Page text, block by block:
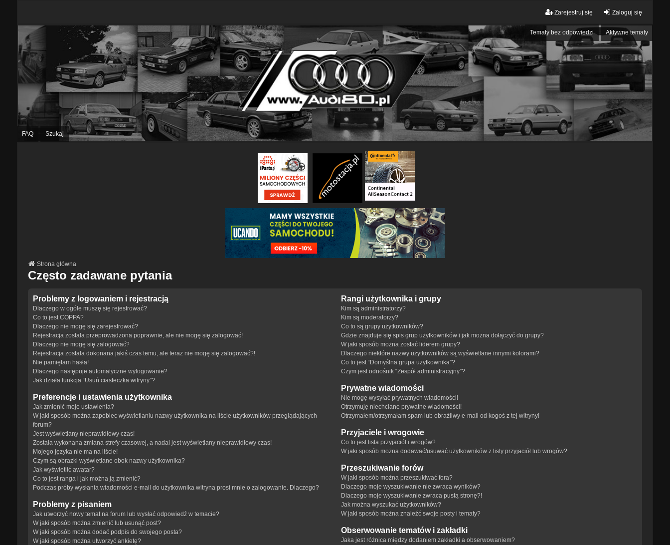
Zaloguj się
Zarejestruj się
Tematy bez odpowiedzi Aktywne tematy
FAQ Szukaj
Strona główna
Często zadawane pytania
Problemy z logowaniem i rejestracją
Dlaczego w ogóle muszę się rejestrować?
Co to jest COPPA?
Dlaczego nie mogę się zarejestrować?
Rejestracja została przeprowadzona poprawnie, ale nie mogę się zalogować!
Dlaczego nie mogę się zalogować?
Rejestracja została dokonana jakiś czas temu, ale teraz nie mogę się zalogować?!
Nie pamiętam hasła!
Dlaczego następuje automatyczne wylogowanie?
Jak działa funkcja “Usuń ciasteczka witryny”?
Preferencje i ustawienia użytkownika
Jak zmienić moje ustawienia?
W jaki sposób można zapobiec wyświetlaniu nazwy użytkownika na liście użytkowników przeglądających
forum?
Jest wyświetlany nieprawidłowy czas!
Została wykonana zmiana strefy czasowej, a nadal jest wyświetlany nieprawidłowy czas!
Mojego języka nie ma na liście!
Czym są obrazki wyświetlane obok nazwy użytkownika?
Jak wyświetlić awatar?
Co to jest ranga i jak można ją zmienić?
Podczas próby wysłania wiadomości e-mail do użytkownika witryna prosi mnie o zalogowanie. Dlaczego?
Problemy z pisaniem
Jak utworzyć nowy temat na forum lub wysłać odpowiedź w temacie?
W jaki sposób można zmienić lub usunąć post?
W jaki sposób można dodać podpis do swojego posta?
W jaki sposób można utworzyć ankietę?
Rangi użytkownika i grupy
Kim są administratorzy?
Kim są moderatorzy?
Co to są grupy użytkowników?
Gdzie znajduje się spis grup użytkowników i jak można dołączyć do grupy?
W jaki sposób można zostać liderem grupy?
Dlaczego niektóre nazwy użytkowników są wyświetlane innymi kolorami?
Co to jest “Domyślna grupa użytkownika”?
Czym jest odnośnik “Zespół administracyjny”?
Prywatne wiadomości
Nie mogę wysyłać prywatnych wiadomości!
Otrzymuję niechciane prywatne wiadomości!
Otrzymałem/otrzymałam spam lub obraźliwy e-mail od kogoś z tej witryny!
Przyjaciele i wrogowie
Co to jest lista przyjaciół i wrogów?
W jaki sposób można dodawać/usuwać użytkowników z listy przyjaciół lub wrogów?
Przeszukiwanie forów
W jaki sposób można przeszukiwać fora?
Dlaczego moje wyszukiwanie nie zwraca wyników?
Dlaczego moje wyszukiwanie zwraca pustą stronę?!
Jak można wyszukać użytkowników?
W jaki sposób można znaleźć swoje posty i tematy?
Obserwowanie tematów i zakładki
Jaka jest różnica między dodaniem zakładki a obserwowaniem?